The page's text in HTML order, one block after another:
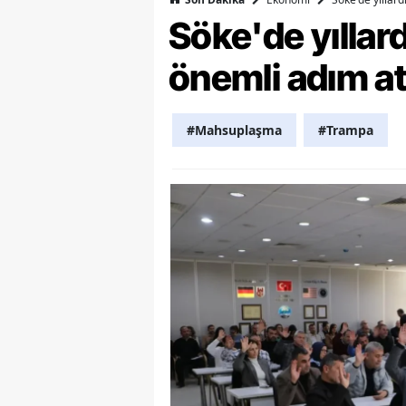
Söke'de
önemli adım
#Mahsuplaşma #Trampa